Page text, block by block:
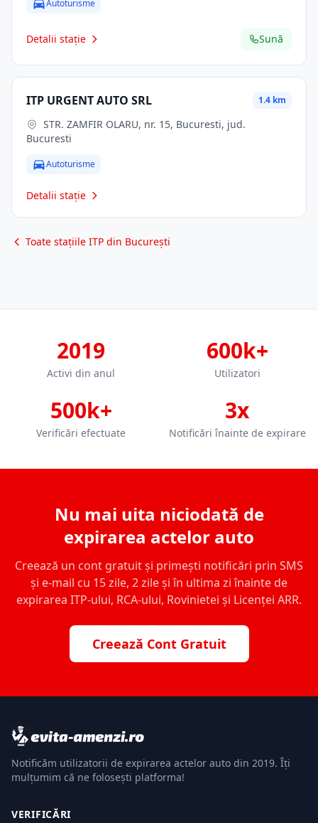
Autoturisme
Detalii stație Sună
ITP URGENT AUTO SRL 1.4 km
Bucuresti
Autoturisme
Detalii stație
Toate stațiile ITP din București
2019
Activi din anul
600k+
Utilizatori
500k+
Verificări efectuate
3x
Notificări înainte de expirare
Nu mai uita niciodată de
expirarea actelor auto
Creează un cont gratuit și primești notificări prin SMS
și e-mail cu 15 zile, 2 zile și în ultima zi înainte de
expirarea ITP-ului, RCA-ului, Rovinietei și Licenței ARR.
Creează Cont Gratuit
Notificăm utilizatorii de expirarea actelor auto din 2019. Îți
mulțumim că ne folosești platforma!
VERIFICĂRI